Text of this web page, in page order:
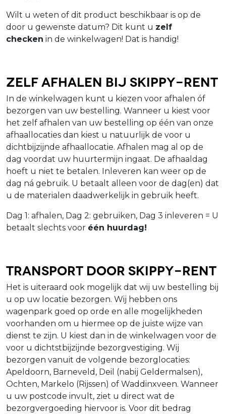
Wilt u weten of dit product beschikbaar is op de
door u gewenste datum? Dit kunt u zelf
checken in de winkelwagen! Dat is handig!
Zelf afhalen bij Skippy-Rent
In de winkelwagen kunt u kiezen voor afhalen óf
bezorgen van uw bestelling. Wanneer u kiest voor
het zelf afhalen van uw bestelling op één van onze
afhaallocaties dan kiest u natuurlijk de voor u
dichtbijzijnde afhaallocatie. Afhalen mag al op de
dag voordat uw huurtermijn ingaat. De afhaaldag
hoeft u niet te betalen. Inleveren kan weer op de
dag ná gebruik. U betaalt alleen voor de dag(en) dat
u de materialen daadwerkelijk in gebruik heeft.
Dag 1: afhalen, Dag 2: gebruiken, Dag 3 inleveren = U
betaalt slechts voor één huurdag!
Transport door Skippy-Rent
Het is uiteraard ook mogelijk dat wij uw bestelling bij
u op uw locatie bezorgen. Wij hebben ons
wagenpark goed op orde en alle mogelijkheden
voorhanden om u hiermee op de juiste wijze van
dienst te zijn. U kiest dan in de winkelwagen voor de
voor u dichtstbijzijnde bezorgvestiging. Wij
bezorgen vanuit de volgende bezorglocaties:
Apeldoorn, Barneveld, Deil (nabij Geldermalsen),
Ochten, Markelo (Rijssen) of Waddinxveen. Wanneer
u uw postcode invult, ziet u direct wat de
bezorgvergoeding hiervoor is. Voor dit bedrag